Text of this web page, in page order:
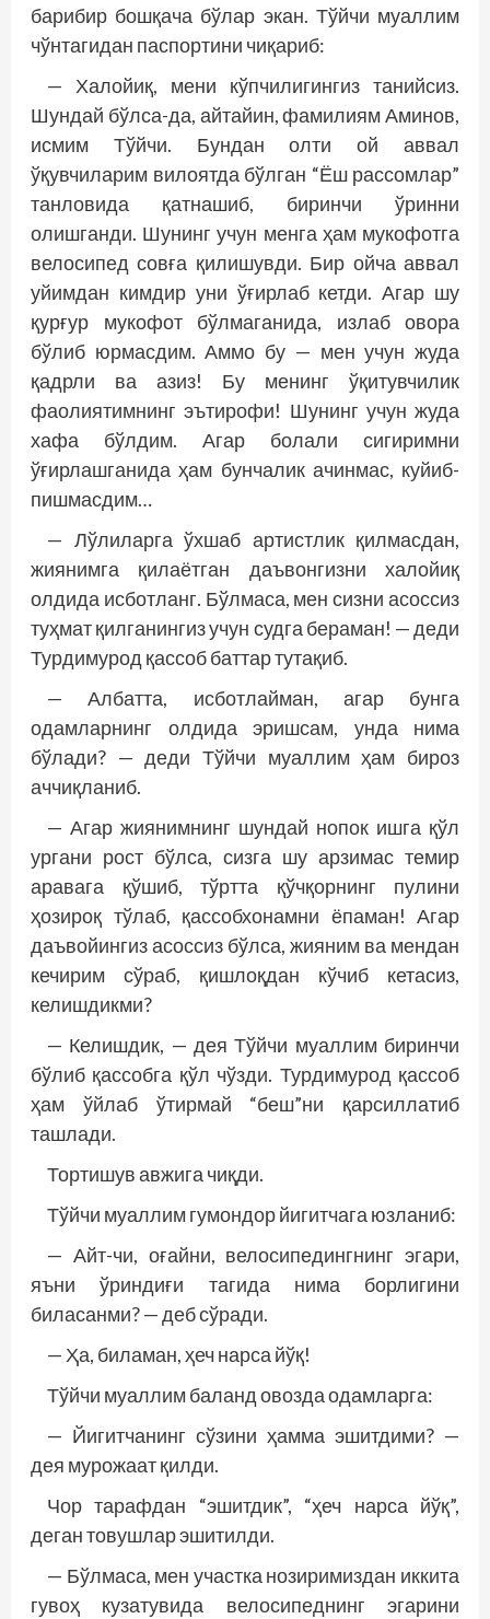
барибир бошқача бўлар экан. Тўйчи муаллим
чўнтагидан паспортини чиқариб:
— Халойиқ, мени кўпчилигингиз танийсиз.
Шундай бўлса-да, айтайин, фамилиям Аминов,
исмим Тўйчи. Бундан олти ой аввал
ўқувчиларим вилоятда бўлган “Ёш рассомлар”
танловида қатнашиб, биринчи ўринни
олишганди. Шунинг учун менга ҳам мукофотга
велосипед совға қилишувди. Бир ойча аввал
уйимдан кимдир уни ўғирлаб кетди. Агар шу
қурғур мукофот бўлмаганида, излаб овора
бўлиб юрмасдим. Аммо бу — мен учун жуда
қадрли ва азиз! Бу менинг ўқитувчилик
фаолиятимнинг эътирофи! Шунинг учун жуда
хафа бўлдим. Агар болали сигиримни
ўғирлашганида ҳам бунчалик ачинмас, куйиб-
пишмасдим…
— Лўлиларга ўхшаб артистлик қилмасдан,
жиянимга қилаётган даъвонгизни халойиқ
олдида исботланг. Бўлмаса, мен сизни асоссиз
туҳмат қилганингиз учун судга бераман! — деди
Турдимурод қассоб баттар тутақиб.
— Албатта, исботлайман, агар бунга
одамларнинг олдида эришсам, унда нима
бўлади? — деди Тўйчи муаллим ҳам бироз
аччиқланиб.
— Агар жиянимнинг шундай нопок ишга қўл
ургани рост бўлса, сизга шу арзимас темир
аравага қўшиб, тўртта қўчқорнинг пулини
ҳозироқ тўлаб, қассобхонамни ёпаман! Агар
даъвойингиз асоссиз бўлса, жияним ва мендан
кечирим сўраб, қишлоқдан кўчиб кетасиз,
келишдикми?
— Келишдик, — дея Тўйчи муаллим биринчи
бўлиб қассобга қўл чўзди. Турдимурод қассоб
ҳам ўйлаб ўтирмай “беш”ни қарсиллатиб
ташлади.
Тортишув авжига чиқди.
Тўйчи муаллим гумондор йигитчага юзланиб:
— Айт-чи, оғайни, велосипедингнинг эгари,
яъни ўриндиғи тагида нима борлигини
биласанми? — деб сўради.
— Ҳа, биламан, ҳеч нарса йўқ!
Тўйчи муаллим баланд овозда одамларга:
— Йигитчанинг сўзини ҳамма эшитдими? —
дея мурожаат қилди.
Чор тарафдан “эшитдик”, “ҳеч нарса йўқ”,
деган товушлар эшитилди.
— Бўлмаса, мен участка нозиримиздан иккита
гувоҳ кузатувида велосипеднинг эгарини